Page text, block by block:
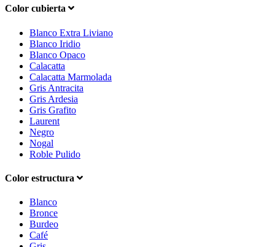
Color cubierta
Blanco Extra Liviano
Blanco Iridio
Blanco Opaco
Calacatta
Calacatta Marmolada
Gris Antracita
Gris Ardesia
Gris Grafito
Laurent
Negro
Nogal
Roble Pulido
Color estructura
Blanco
Bronce
Burdeo
Café